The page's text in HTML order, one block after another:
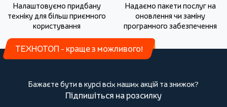
Налаштовуємо придбану
техніку для більш приємного
користування
Надаємо пакети послуг на
оновлення чи заміну
програмного забезпечення
ТЕХНОТОП - краще з можливого!
Бажаєте бути в курсі всіх наших акцій та знижок?
Підпишіться на розсилку